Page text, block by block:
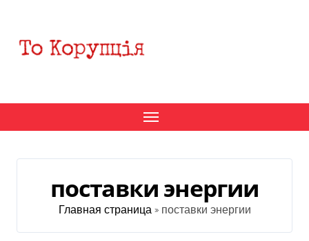
содержанию
поставки энергии
Главная страница» поставки энергии